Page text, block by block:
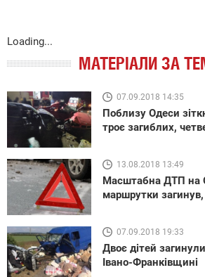
Loading...
МАТЕРІАЛИ ЗА
07.09.2018 14:35
Поблизу Одеси
троє загиблих,
13.08.2018 13:49
Масштабна ДТП на
маршрутки
07.09.2018 19:33
Двоє дітей
Івано-Франківщині